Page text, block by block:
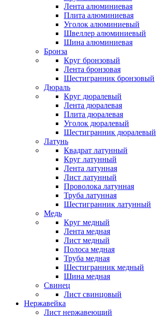
Лента алюминиевая
Плита алюминиевая
Уголок алюминиевый
Швеллер алюминиевый
Шина алюминиевая
Бронза
Круг бронзовый
Лента бронзовая
Шестигранник бронзовый
Дюраль
Круг дюралевый
Лента дюралевая
Плита дюралевая
Уголок дюралевый
Шестигранник дюралевый
Латунь
Квадрат латунный
Круг латунный
Лента латунная
Лист латунный
Проволока латунная
Труба латунная
Шестигранник латунный
Медь
Круг медный
Лента медная
Лист медный
Полоса медная
Труба медная
Шестигранник медный
Шина медная
Свинец
Лист свинцовый
Нержавейка
Лист нержавеющий